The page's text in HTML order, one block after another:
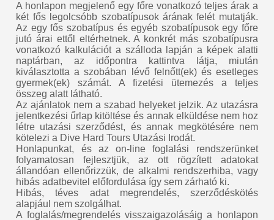
A honlapon megjelenő egy főre vonatkozó teljes árak a
két fős legolcsóbb szobatípusok árának felét mutatják.
Az egy fős szobatípus és egyéb szobatípusok egy főre
jutó árai ettől eltérhetnek. A konkrét más szobatípusra
vonatkozó kalkulációt a szálloda lapján a képek alatti
naptárban, az időpontra kattintva látja, miután
kiválasztotta a szobában lévő felnőtt(ek) és esetleges
gyermek(ek) számát. A fizetési ütemezés a teljes
összeg alatt látható.
Az ajánlatok nem a szabad helyeket jelzik. Az utazásra
jelentkezési űrlap kitöltése és annak elküldése nem hoz
létre utazási szerződést, és annak megkötésére nem
kötelezi a Dive Hard Tours Utazási Irodát.
Honlapunkat, és az on-line foglalási rendszerünket
folyamatosan fejlesztjük, az ott rögzített adatokat
állandóan ellenőrizzük, de alkalmi rendszerhiba, vagy
hibás adatbevitel előfordulása így sem zárható ki.
Hibás, téves adat megrendelés, szerződéskötés
alapjául nem szolgálhat.
A foglalás/megrendelés visszaigazolásáig a honlapon